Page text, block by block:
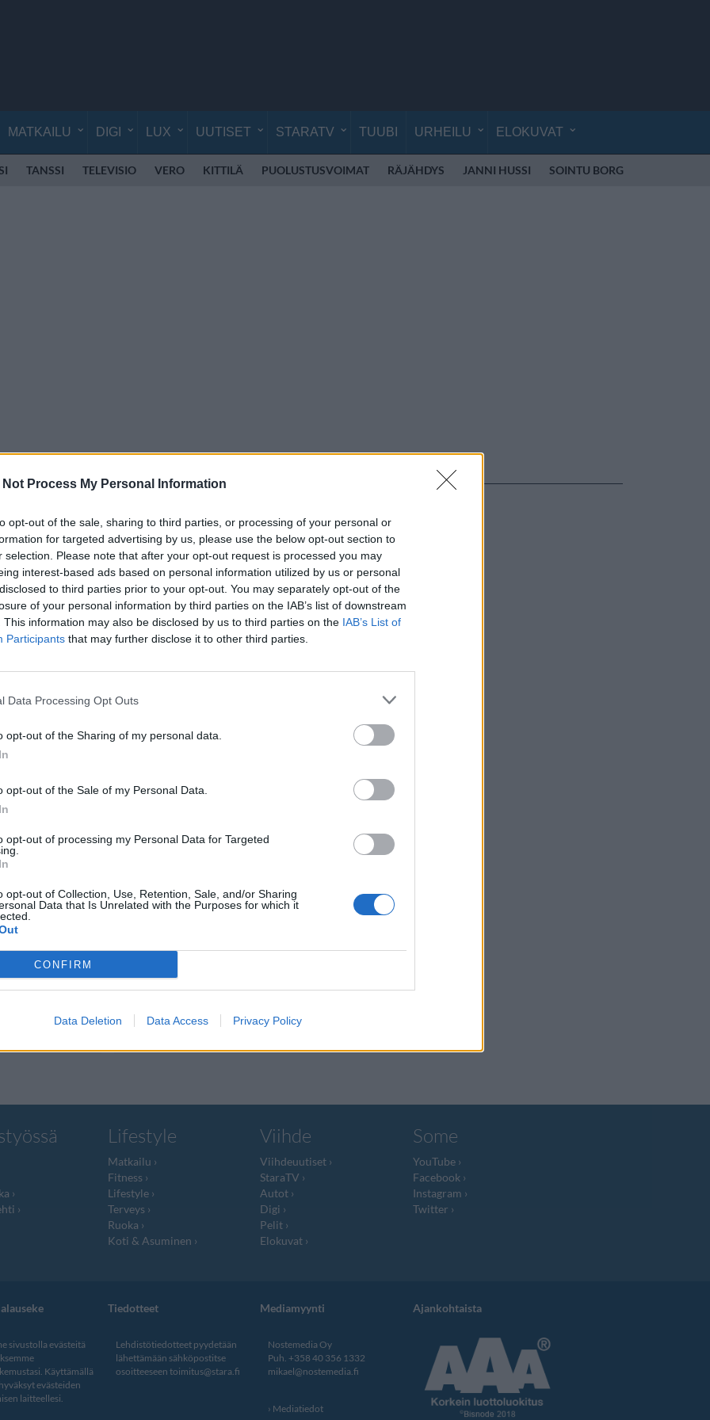
Not Process My Personal Information
opt-out of the sale, sharing to third parties, or processing of your personal or
for targeted advertising by us, please use the below opt-out section to
selection. Please note that after your opt-out request is processed you may
interest-based ads based on personal information utilized by us or personal
to third parties prior to your opt-out. You may separately opt-out of the
of your personal information by third parties on the IAB’s list of downstream
This information may also be disclosed by us to third parties on the IAB’s List of
Participants that may further disclose it to other third parties.
Data Processing Opt Outs
opt-out of the Sharing of my personal data.
opt-out of the Sale of my Personal Data.
opt-out of processing my Personal Data for Targeted
opt-out of Collection, Use, Retention, Sale, and/or Sharing
Data that Is Unrelated with the Purposes for which it
CONFIRM
Data Deletion Data Access Privacy Policy
MATKAILU DIGI LUX UUTISET STARATV TUUBI URHEILU ELOKUVAT
TANSSI TELEVISIO VERO KITTILÄ PUOLUSTUSVOIMAT RÄJÄHDYS JANNI HUSSI SOINTU BORG
Teit meistä
StaraTV: Teit meistä kauniin
-elokuvan Roope Salminen
ja Iiro Panula haastattelussa
kertova Teit
Lifestyle
Matkailu
Fitness
Lifestyle
Terveys
Ruoka
Koti & Asuminen
Viihde
Viihdeuutiset
StaraTV
Autot
Digi
Pelit
Elokuvat
Some
YouTube
Facebook
Instagram
Twitter
sivustolla evästeitä
Käyttämällä
evästeiden
laitteellesi.
Tiedotteet
Lehdistötiedotteet pyydetään
lähettämään sähköpostitse
osoitteeseen toimitus@stara.fi
Mediamyynti
Nostemedia Oy
Puh. +358 40 356 1332
mikael@nostemedia.fi
Mediatiedot
Ajankohtaista